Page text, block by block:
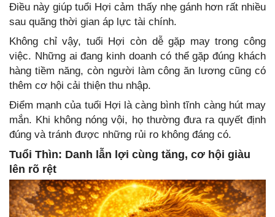
Điều này giúp tuổi Hợi cảm thấy nhẹ gánh hơn rất nhiều
sau quãng thời gian áp lực tài chính.
Không chỉ vậy, tuổi Hợi còn dễ gặp may trong công
việc. Những ai đang kinh doanh có thể gặp đúng khách
hàng tiềm năng, còn người làm công ăn lương cũng có
thêm cơ hội cải thiện thu nhập.
Điểm mạnh của tuổi Hợi là càng bình tĩnh càng hút may
mắn. Khi không nóng vội, họ thường đưa ra quyết định
đúng và tránh được những rủi ro không đáng có.
Tuổi Thìn: Danh lẫn lợi cùng tăng, cơ hội giàu
lên rõ rệt